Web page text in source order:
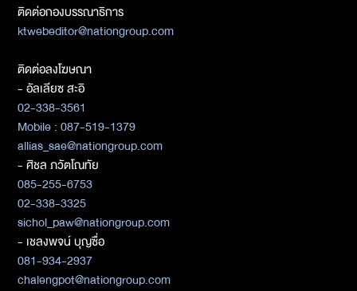
ติดต่อกองบรรณาธิการ
ktwebeditor@nationgroup.com
ติดต่อลงโฆษณา
- อัลเลียซ สะอิ
02-338-3561
Mobile : 087-519-1379
allias_sae@nationgroup.com
- ศิชล ภวัตโณทัย
085-255-6753
02-338-3325
sichol_paw@nationgroup.com
- เชลงพจน์ บุญซื่อ
081-934-2937
chalengpot@nationgroup.com